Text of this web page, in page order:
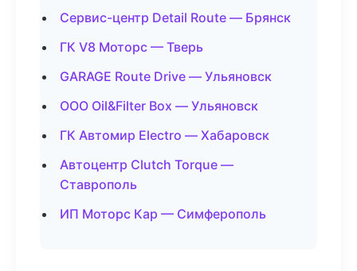
Сервис-центр Detail Route — Брянск
ГК V8 Моторс — Тверь
GARAGE Route Drive — Ульяновск
ООО Oil&Filter Box — Ульяновск
ГК Автомир Electro — Хабаровск
Автоцентр Clutch Torque —
Ставрополь
ИП Моторс Кар — Симферополь